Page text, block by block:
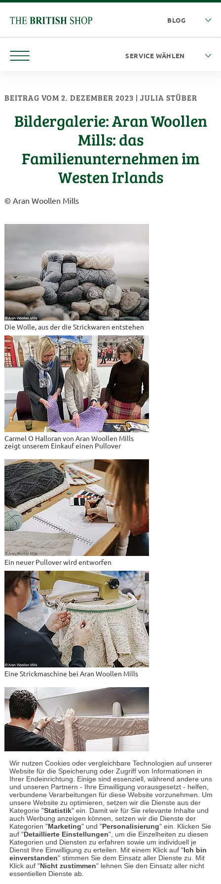
Wir nutzen Cookies oder vergleichbare Technologien auf unserer
Website für die Speicherung oder Zugriff von Informationen in
Ihrer Endeinrichtung. Einige sind essenziell, während andere uns
und unseren Partnern - Ihre Einwilligung vorausgesetzt - helfen,
verbundene Verarbeitungen für diese Website vorzunehmen. Um
unsere Website zu optimieren, setzen wir die Dienste aus der
Kategorie "Statistik" ein. Damit wir für Sie relevante Inhalte und
auch Werbung anzeigen können, setzen wir die Dienste der
Kategorien "Marketing" und "Personalisierung" ein. Klicken Sie
auf "Detaillierte Einstellungen", um die Einzelheiten zu diesen
Kategorien und Diensten zu erfahren sowie um individuell je
Dienst Ihre Einwilligung zu erteilen. Mit einem Klick auf "Ich bin
einverstanden" stimmen Sie dem Einsatz aller Dienste zu. Mit
Klick auf "Nicht zustimmen" lehnen Sie den Einsatz aller nicht
essentiellen Dienste ab.
BEITRAG VOM 2. DEZEMBER 2023 | JULIA STÜBER
Bildergalerie: Aran Woollen
Mills: das
Familienunternehmen im
Westen Irlands
© Aran Woollen Mills
Die Wolle, aus der die Strickwaren entstehen
Carmel O Halloran von Aran Woollen Mills
zeigt unserem Einkauf einen Pullover
Ein neuer Pullover wird entworfen
Eine Strickmaschine bei Aran Woollen Mills
Der fertige Pullover